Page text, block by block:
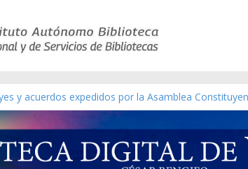
y acuerdos expedidos por la Asamblea
gráfico]
[material gráfico]
la República de Venezuela año CXXXIII Mes V,
de obras de Modesta Bor